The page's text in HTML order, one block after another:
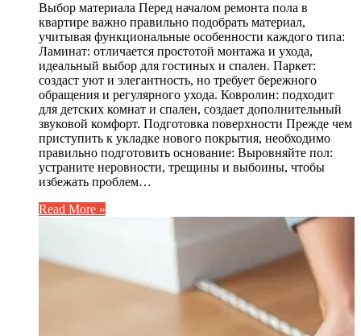
Выбор материала Перед началом ремонта пола в
квартире важно правильно подобрать материал,
учитывая функциональные особенности каждого типа:
Ламинат: отличается простотой монтажа и ухода,
идеальный выбор для гостиных и спален. Паркет:
создаст уют и элегантность, но требует бережного
обращения и регулярного ухода. Ковролин: подходит
для детских комнат и спален, создает дополнительный
звуковой комфорт. Подготовка поверхности Прежде чем
приступить к укладке нового покрытия, необходимо
правильно подготовить основание: Выровняйте пол:
устраните неровности, трещины и выбоины, чтобы
избежать проблем…
Read More »